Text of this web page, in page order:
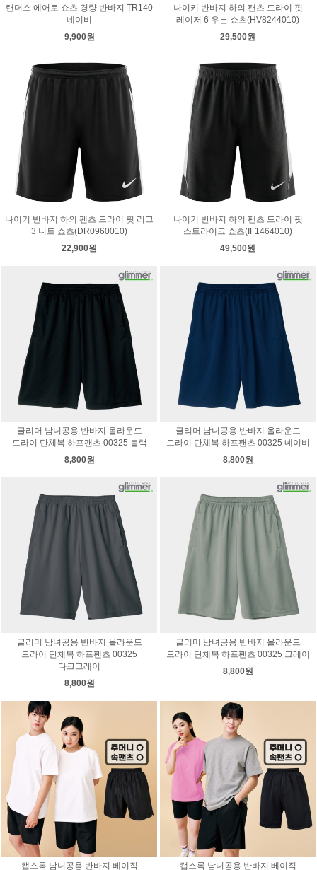
랜더스 에어로 쇼츠 경량 반바지 TR140
네이비
9,900원
나이키 반바지 하의 팬츠 드라이 핏
레이저 6 우븐 쇼츠(HV8244010)
29,500원
나이키 반바지 하의 팬츠 드라이 핏 리그
3 니트 쇼츠(DR0960010)
22,900원
나이키 반바지 하의 팬츠 드라이 핏
스트라이크 쇼츠(IF1464010)
49,500원
글리머 남녀공용 반바지 올라운드
드라이 단체복 하프팬츠 00325 블랙
8,800원
글리머 남녀공용 반바지 올라운드
드라이 단체복 하프팬츠 00325 네이비
8,800원
글리머 남녀공용 반바지 올라운드
드라이 단체복 하프팬츠 00325
다크그레이
8,800원
글리머 남녀공용 반바지 올라운드
드라이 단체복 하프팬츠 00325 그레이
8,800원
캡스록 남녀공용 반바지 베이직 캡스록 남녀공용 반바지 베이직